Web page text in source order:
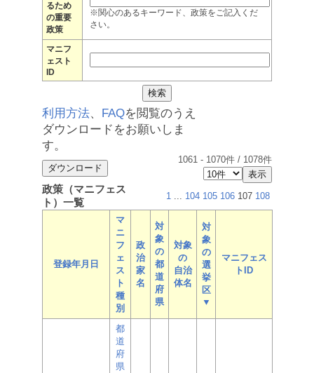
るため
の重要
政策
※関心のあるキーワード、政策をご記入くだ
さい。
マニフ
ェスト
ID
利用方法、 FAQを閲覧のうえ
ダウンロードをお願いしま
す。
1061 - 1070件 / 1078件
政策（マニフェス
ト）一覧
1 ... 104 105 106 107 108
登録年月日
マ
ニ
フ
ェ
ス
ト
種
別
政
治
家
名
対
象
の
都
道
府
県
対象
の
自治
体名
対
象
の
選
挙
区
▼
マニフェス
トID
都
道
府
県